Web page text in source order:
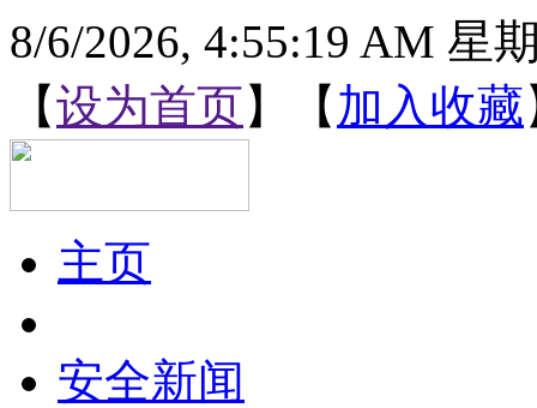
8/6/2026, 4:55:20 AM 星
【设为首页】【 加入收藏
主页
安全新闻